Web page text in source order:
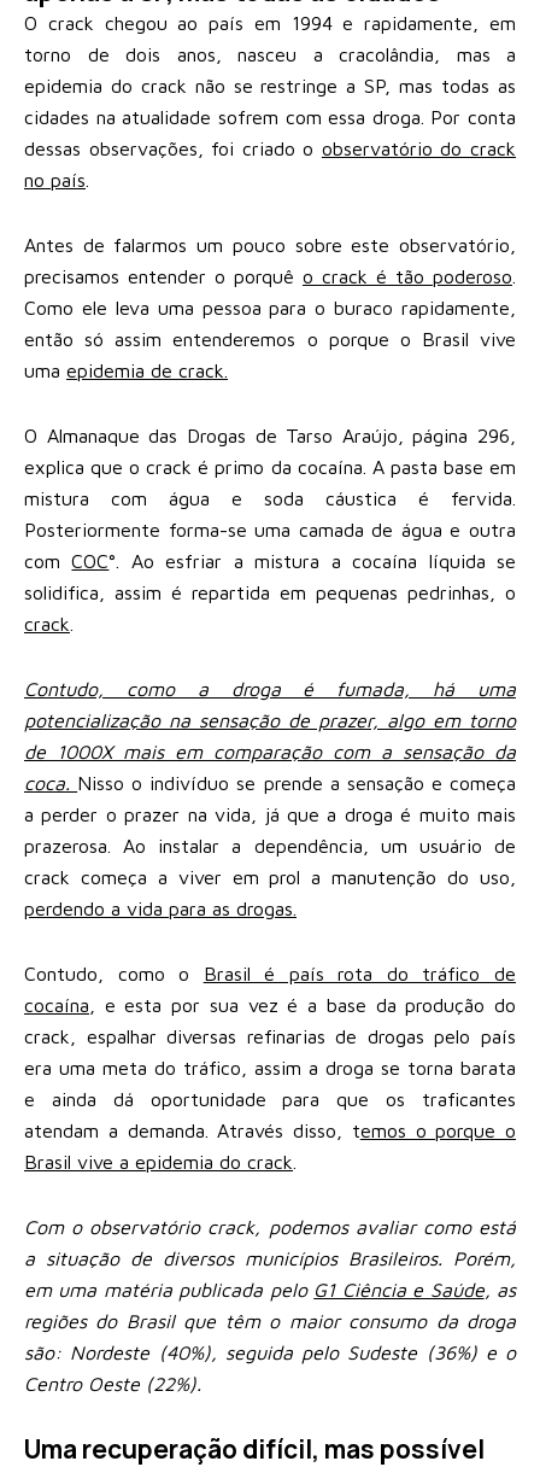
O crack chegou ao país em 1994 e rapidamente, em
torno de dois anos, nasceu a cracolândia, mas a
epidemia do crack não se restringe a SP, mas todas as
cidades na atualidade sofrem com essa droga. Por conta
dessas observações, foi criado o observatório do crack
no país
Antes de falarmos um pouco sobre este observatório,
precisamos entender o porquê o crack é tão poderoso
Como ele leva uma pessoa para o buraco rapidamente,
então só assim entenderemos o porque o Brasil vive
uma epidemia de crack.
O Almanaque das Drogas de Tarso Araújo, página 296,
explica que o crack é primo da cocaína. A pasta base em
mistura com água e soda cáustica é fervida.
Posteriormente forma-se uma camada de água e outra
comCOC°. Ao esfriar a mistura a cocaína líquida se
solidifica, assim é repartida em pequenas pedrinhas, o
crack
Contudo, como a droga é fumada, há uma
potencialização na sensação de prazer, algo em torno
de 1000X mais em comparação com a sensação da
coca. Nisso o indivíduo se prende a sensação e começa
a perder o prazer na vida, já que a droga é muito mais
prazerosa. Ao instalar a dependência, um usuário de
crack começa a viver em prol a manutenção do uso,
perdendo a vida para as drogas.
Contudo, como o Brasil é país rota do tráfico de
cocaína , e esta por sua vez é a base da produção do
crack, espalhar diversas refinarias de drogas pelo país
era uma meta do tráfico, assim a droga se torna barata
e ainda dá oportunidade para que os traficantes
atendam a demanda. Através disso, temos o porque o
Brasil vive a epidemia do crack
Com o observatório crack, podemos avaliar como está
a situação de diversos municípios Brasileiros. Porém,
em uma matéria publicada pelo G1 Ciência e Saúde, as
regiões do Brasil que têm o maior consumo da droga
são: Nordeste (40%), seguida pelo Sudeste (36%) e o
Centro Oeste (22%).
Uma recuperação difícil, mas possível